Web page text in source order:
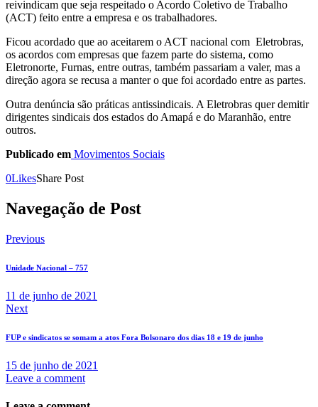
reivindicam que seja respeitado o Acordo Coletivo de Trabalho
(ACT) feito entre a empresa e os trabalhadores.
Ficou acordado que ao aceitarem o ACT nacional com Eletrobras,
os acordos com empresas que fazem parte do sistema, como
Eletronorte, Furnas, entre outras, também passariam a valer, mas a
direção agora se recusa a manter o que foi acordado entre as partes.
Outra denúncia são práticas antissindicais. A Eletrobras quer demitir
dirigentes sindicais dos estados do Amapá e do Maranhão, entre
outros.
Publicado em Movimentos Sociais
0LikesShare Post
Navegação de Post
Previous
Unidade Nacional – 757
11 de junho de 2021
Next
FUP e sindicatos se somam a atos Fora Bolsonaro dos dias 18 e 19 de junho
15 de junho de 2021
Leave a comment